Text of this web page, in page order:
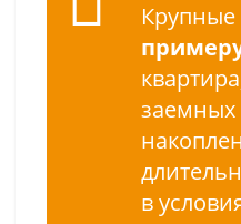
Крупные
заемных
в